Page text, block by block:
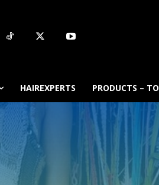
HAIREXPERTS PRODUCTS –